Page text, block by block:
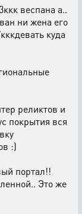
веспана а..
ни жена его
куда
реликтов и
покрытия вся
:)
портал!!
Это же